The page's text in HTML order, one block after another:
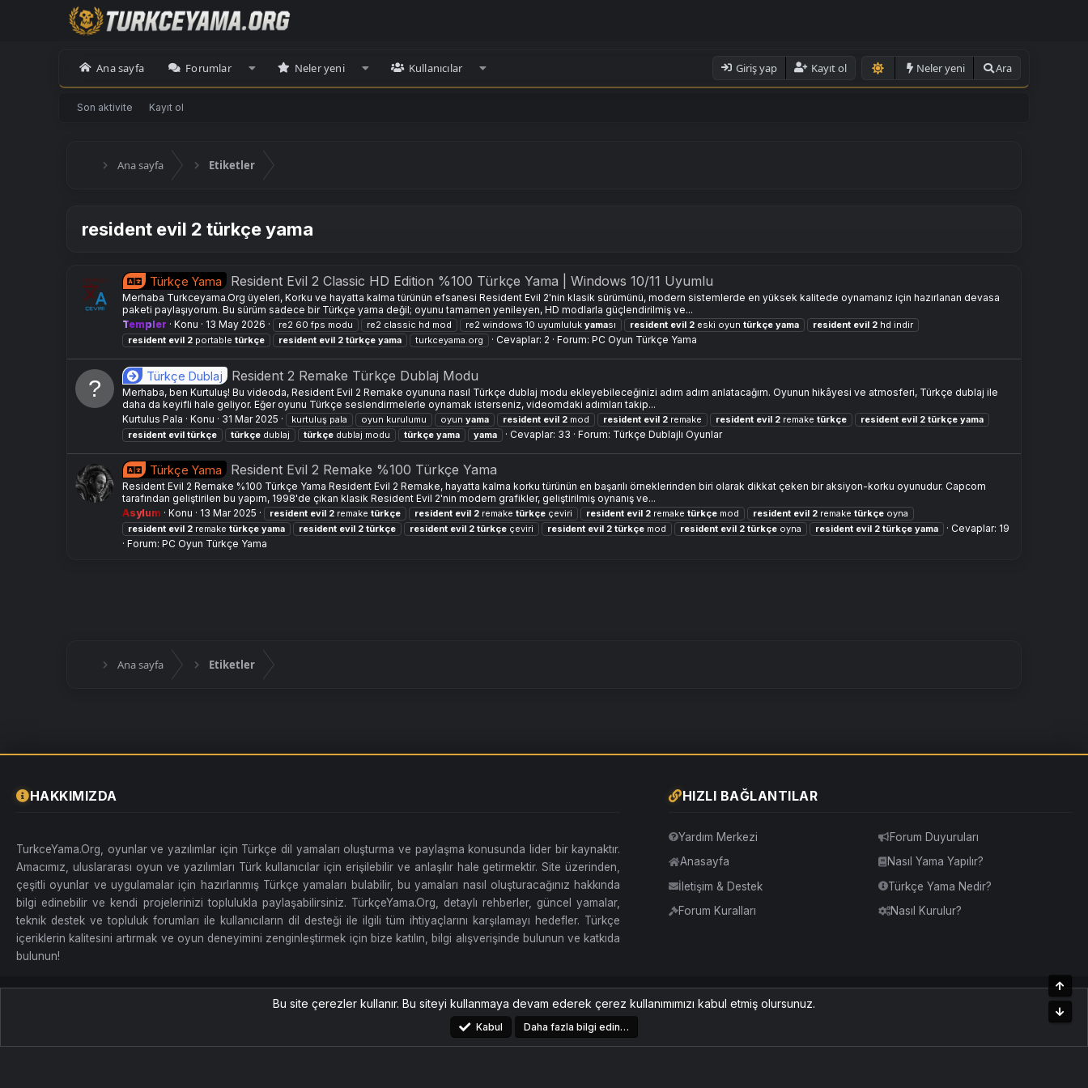
Ana sayfa Forumlar Neler yeni Kullanıcılar Giriş yap Kayıt ol Neler yeni Ara
Son aktivite Kayıt ol
Ana sayfa Etiketler
resident evil 2 türkçe yama
Türkçe Yama Resident Evil 2 Classic HD Edition %100 Türkçe Yama | Windows 10/11 Uyumlu
Merhaba Turkceyama.Org üyeleri, Korku ve hayatta kalma türünün efsanesi Resident Evil 2'nin klasik sürümünü, modern sistemlerde en yüksek kalitede oynamanız için hazırlanan devasa
paketi paylaşıyorum. Bu sürüm sadece bir Türkçe yama değil; oyunu tamamen yenileyen, HD modlarla güçlendirilmiş ve...
Templer
Konu 13 May 2026 re2 60 fps modu re2 classic hd mod re2 windows 10 uyumluluk yaması resident evil 2 eski oyun türkçe yama resident evil 2 hd i̇ndir
resident evil 2 portable türkçe resident evil 2 türkçe yama turkceyama.org Cevaplar: 2 Forum: PC Oyun Türkçe Yama
Türkçe Dublaj Resident 2 Remake Türkçe Dublaj Modu
Merhaba, ben Kurtuluş! Bu videoda, Resident Evil 2 Remake oyununa nasıl Türkçe dublaj modu ekleyebileceğinizi adım adım anlatacağım. Oyunun hikâyesi ve atmosferi, Türkçe dublaj ile
daha da keyifli hale geliyor. Eğer oyunu Türkçe seslendirmelerle oynamak isterseniz, videomdaki adımları takip...
Kurtulus Pala
Konu 31 Mar 2025 kurtuluş pala oyun kurulumu oyun yama resident evil 2 mod resident evil 2 remake resident evil 2 remake türkçe resident evil 2 türkçe yama
resident evil türkçe türkçe dublaj türkçe dublaj modu türkçe yama yama Cevaplar: 33 Forum: Türkçe Dublajlı Oyunlar
Türkçe Yama Resident Evil 2 Remake %100 Türkçe Yama
Resident Evil 2 Remake %100 Türkçe Yama Resident Evil 2 Remake, hayatta kalma korku türünün en başarılı örneklerinden biri olarak dikkat çeken bir aksiyon-korku oyunudur. Capcom
tarafından geliştirilen bu yapım, 1998'de çıkan klasik Resident Evil 2'nin modern grafikler, geliştirilmiş oynanış ve...
Asylum
Konu 13 Mar 2025 resident evil 2 remake türkçe resident evil 2 remake türkçe çeviri resident evil 2 remake türkçe mod resident evil 2 remake türkçe oyna
resident evil 2 remake türkçe yama resident evil 2 türkçe resident evil 2 türkçe çeviri resident evil 2 türkçe mod resident evil 2 türkçe oyna resident evil 2 türkçe yama
Cevaplar: 19
Forum: PC Oyun Türkçe Yama
Ana sayfa Etiketler
HAKKIMIZDA
TurkceYama.Org, oyunlar ve yazılımlar için Türkçe dil yamaları oluşturma ve paylaşma konusunda lider bir kaynaktır.
Amacımız, uluslararası oyun ve yazılımları Türk kullanıcılar için erişilebilir ve anlaşılır hale getirmektir. Site üzerinden,
çeşitli oyunlar ve uygulamalar için hazırlanmış Türkçe yamaları bulabilir, bu yamaları nasıl oluşturacağınız hakkında
bilgi edinebilir ve kendi projelerinizi toplulukla paylaşabilirsiniz. TürkçeYama.Org, detaylı rehberler, güncel yamalar,
teknik destek ve topluluk forumları ile kullanıcıların dil desteği ile ilgili tüm ihtiyaçlarını karşılamayı hedefler. Türkçe
içeriklerin kalitesini artırmak ve oyun deneyimini zenginleştirmek için bize katılın, bilgi alışverişinde bulunun ve katkıda
bulunun!
HIZLI BAĞLANTILAR
Yardım Merkezi
Anasayfa
İletişim & Destek
Forum Kuralları
Forum Duyuruları
Nasıl Yama Yapılır?
Türkçe Yama Nedir?
Nasıl Kurulur?
Amoled Stil Türkçe (TR) Yukarı Dön
Bu site çerezler kullanır. Bu siteyi kullanmaya devam ederek çerez kullanımımızı kabul etmiş olursunuz.
Kabul Daha fazla bilgi edin…
Üst